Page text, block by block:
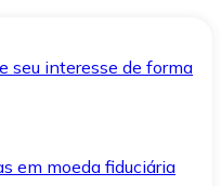
seu interesse de forma
em moeda fiduciária